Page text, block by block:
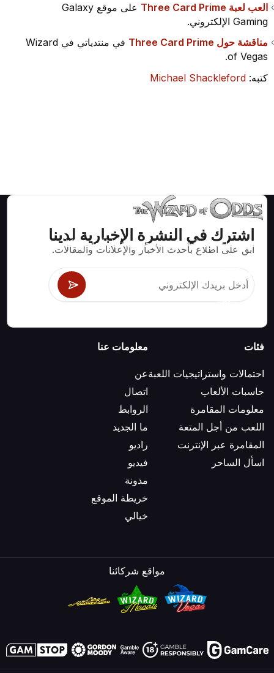
العب لعبة Three Card Prime
على موقع Galaxy
Gaming الإلكتروني.
مناقشة حول Three Card Prime
في منتدياتي في Wizard
of Vegas.
كتبه:Michael Shackleford
اشترك في النشرة الإخبارية لدينا
ابق على اطلاع بأحدث الأخبار والإعلانات والمقالات.
استراتيجيات ومعلومات صحيحة رياضيا لألعاب الكازينو مثل
البلاك جاك وكرابس والروليت ومئات الألعاب الأخرى التي
يمكن لعبها.
فئات
احتمالات واستراتيجيات اللعبة
حاسبات الألعاب
معلومات المقامرة
اللعب من أجل المتعة
المقامرة عبر الإنترنت
اسأل الساحر
معلومات عنا
عن
اتصال
الروابط
ما الجديد
راديو
فيديو
مدونة
خريطة الموقع
خيالي
مواقع شركائنا